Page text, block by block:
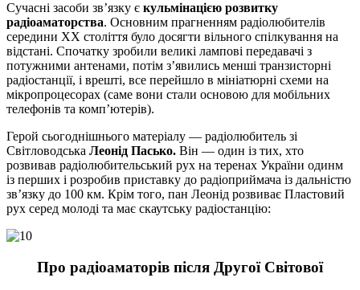
Сучасні засоби зв’язку є кульмінацією розвитку
радіоаматорства. Основним прагненням радіолюбителів
середини XX століття було досягти вільного спілкування на
відстані. Спочатку зробили великі лампові передавачі з
потужними антенами, потім з’явились менші транзисторні
радіостанції, і врешті, все перейшло в мініатюрні схеми на
мікропроцесорах (саме вони стали основою для мобільних
телефонів та комп’ютерів).
Герой сьогоднішнього матеріалу — радіолюбитель зі
Світловодська Леонід Пасько. Він — один із тих, хто
розвивав радіолюбительський рух на теренах України одинм
із перших і розробив приставку до радіоприймача із дальністю
зв’язку до 100 км. Крім того, пан Леонід розвиває Пластовий
рух серед молоді та має скаутську радіостанцію:
Про радіоаматорів після Другої Світової